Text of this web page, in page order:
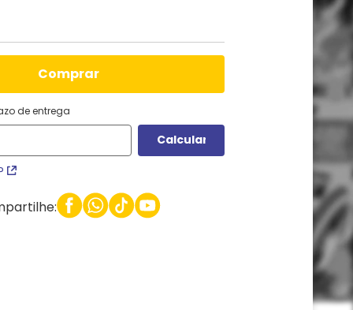
comprar
de entrega